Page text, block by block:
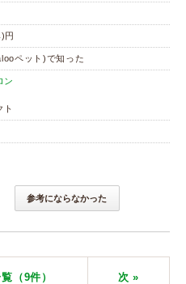
円
ペット)で知った
ン
ト
参考にならなかった
（9件） 次 »